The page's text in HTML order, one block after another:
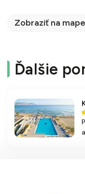
Zobraziť na mape
Ďalšie